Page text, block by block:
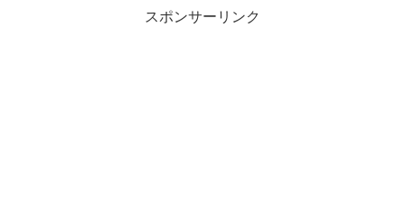
スポンサーリンク